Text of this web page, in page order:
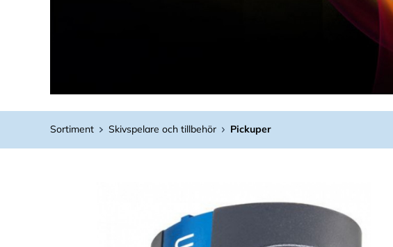
Sortiment Skivspelare och tillbehör Pickuper